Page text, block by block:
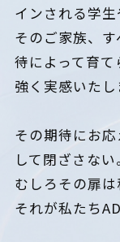
インされる学
そのご家族、
待によって育て
強く実感いたし
その期待にお
して閉ざさない。
むしろその扉は
それが私たち